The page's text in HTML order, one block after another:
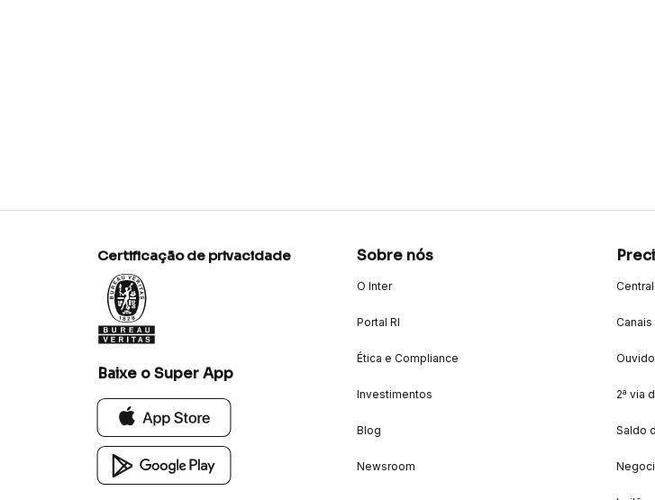
Certificação de privacidade
Baixe o Super App
Sobre nós
O Inter
Portal RI
Ética e Compliance
Investimentos
Blog
Newsroom
2ª via
Saldo